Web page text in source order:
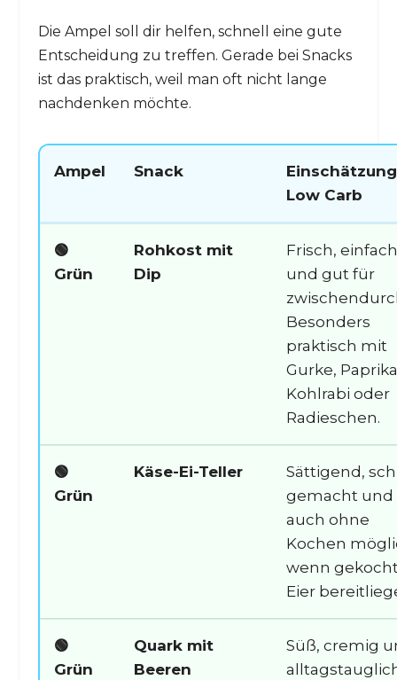
Die Ampel soll dir helfen, schnell eine gute
Entscheidung zu treffen. Gerade bei Snacks
ist das praktisch, weil man oft nicht lange
nachdenken möchte.
Ampel Snack
Low Carb
🟢
Grün
Rohkost mit
Dip
Frisch, einfach
und gut für
Besonders
praktisch mit
Gurke,
Kohlrabi oder
Radieschen.
🟢
Grün
Käse-Ei-Teller
Sättigend,
gemacht und
auch ohne
Kochen
wenn
Eier
🟢
Grün
Quark mit
Beeren
Süß, cremig